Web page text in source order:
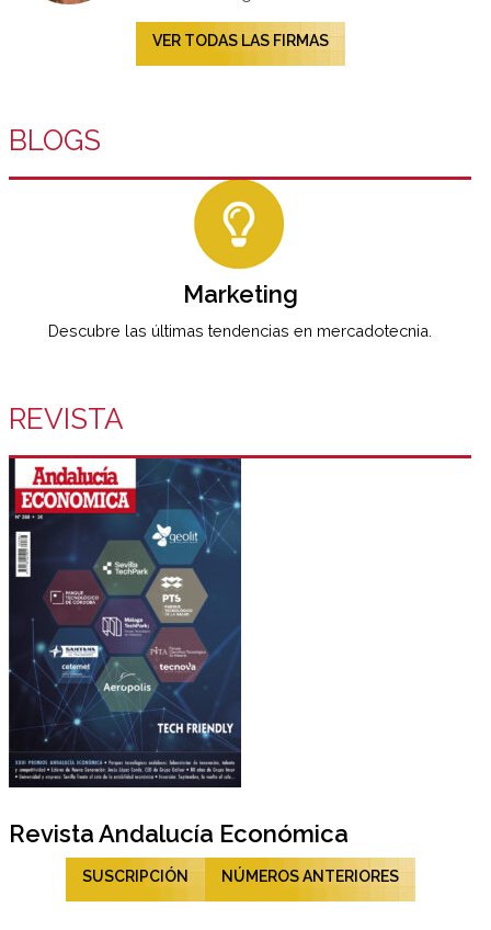
VER TODAS LAS FIRMAS
BLOGS
Marketing
Descubre las últimas tendencias en mercadotecnia.
REVISTA
Revista Andalucía Económica
SUSCRIPCIÓN NÚMEROS ANTERIORES